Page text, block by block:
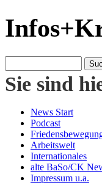
Sie sind
News Start
Podcast
Arbeitswelt
Internationales
alte BaSo/CK
Impressum u.a.